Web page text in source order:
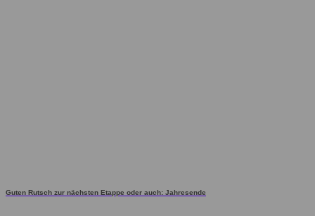
Guten Rutsch zur nächsten Etappe oder auch: Jahresende